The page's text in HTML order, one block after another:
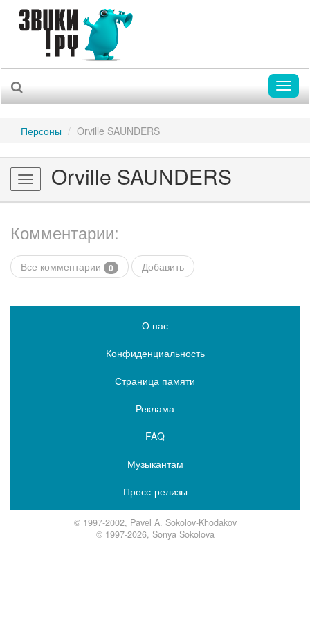
Персоны Orville SAUNDERS
Toggle
navigation
Orville SAUNDERS
Комментарии:
Все комментарии 0 Добавить
О нас
Конфиденциальность
Страница памяти
Реклама
FAQ
Музыкантам
Пресс-релизы
© 1997-2002, Pavel A. Sokolov-Khodakov
© 1997-2026, Sonya Sokolova